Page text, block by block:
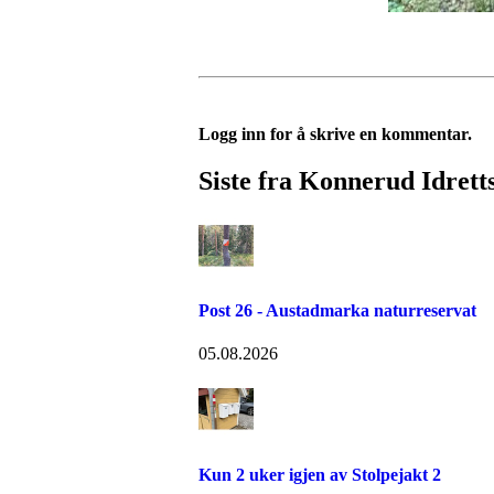
Logg inn for å skrive en kommentar.
Siste fra Konnerud
Post 26 - Austadmarka naturreservat
05.08.2026
Kun 2 uker igjen av Stolpejakt 2